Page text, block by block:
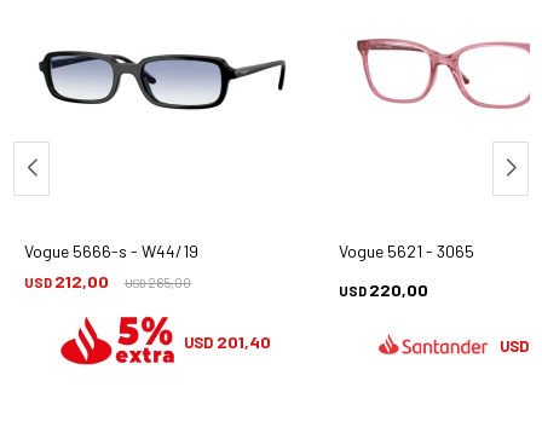
Vogue 5666-s - W44/19
USD 212,00 USD265,00
USD 201,40
Vogue 5621 - 3065
USD 220,00
USD